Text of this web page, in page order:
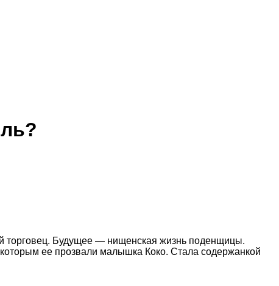
торговец. Будущее — нищенская жизнь поденщицы.
ее прозвали малышка Коко. Стала содержанкой